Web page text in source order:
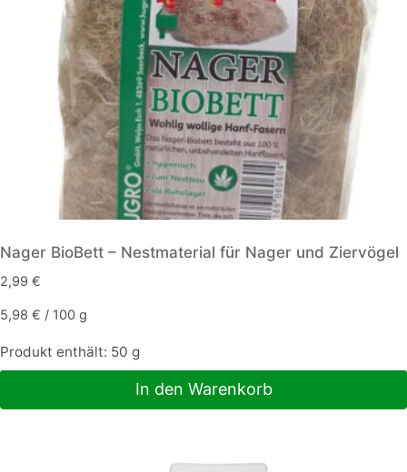
Nager BioBett – Nestmaterial für Nager und Ziervögel
2,99 €
5,98 € / 100 g
Produkt enthält: 50 g
In den Warenkorb